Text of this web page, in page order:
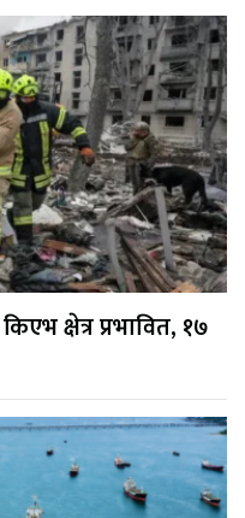
क्षेत्र प्रभावित, १७